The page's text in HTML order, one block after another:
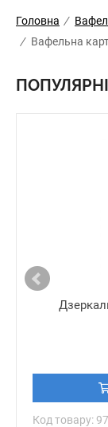
Головна /
/ Вафельна
Код товару: